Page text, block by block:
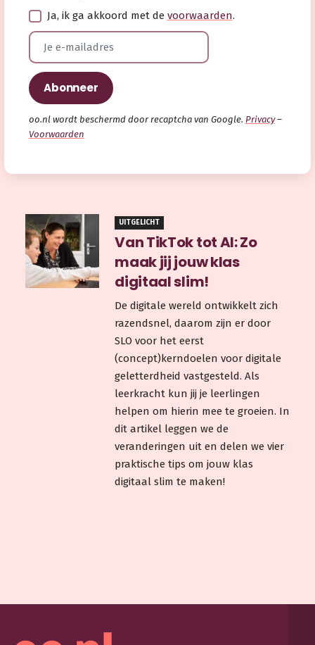
Ja, ik ga akkoord met de voorwaarden.
oo.nl wordt beschermd door recaptcha van Google. Privacy–
Voorwaarden
UITGELICHT
Van TikTok tot AI: Zo
maak jij jouw klas
digitaal slim!
De digitale wereld ontwikkelt zich
razendsnel, daarom zijn er door
SLO voor het eerst
(concept)kerndoelen voor digitale
geletterdheid vastgesteld. Als
leerkracht kun jij je leerlingen
helpen om hierin mee te groeien. In
dit artikel leggen we de
veranderingen uit en delen we vier
praktische tips om jouw klas
digitaal slim te maken!